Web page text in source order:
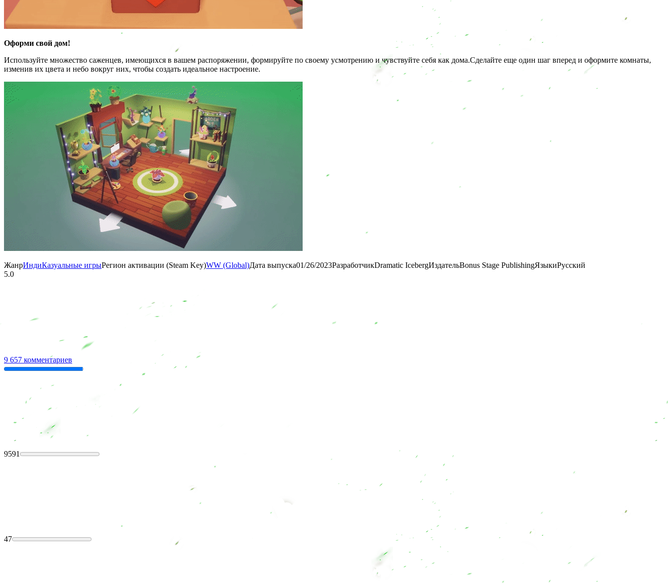
Оформи свой дом!
Используйте множество саженцев, имеющихся в вашем распоряжении, формируйте по своему усмотрению и чувствуйте себя как дома.Сделайте еще один шаг вперед и оформите комнаты,
изменив их цвета и небо вокруг них, чтобы создать идеальное настроение.
ЖанрИндиКазуальные игрыРегион активации (Steam Key)WW (Global)Дата выпуска01/26/2023РазработчикDramatic IcebergИздательBonus Stage PublishingЯзыкиРусский
5.0
9 657 комментариев
9591
47